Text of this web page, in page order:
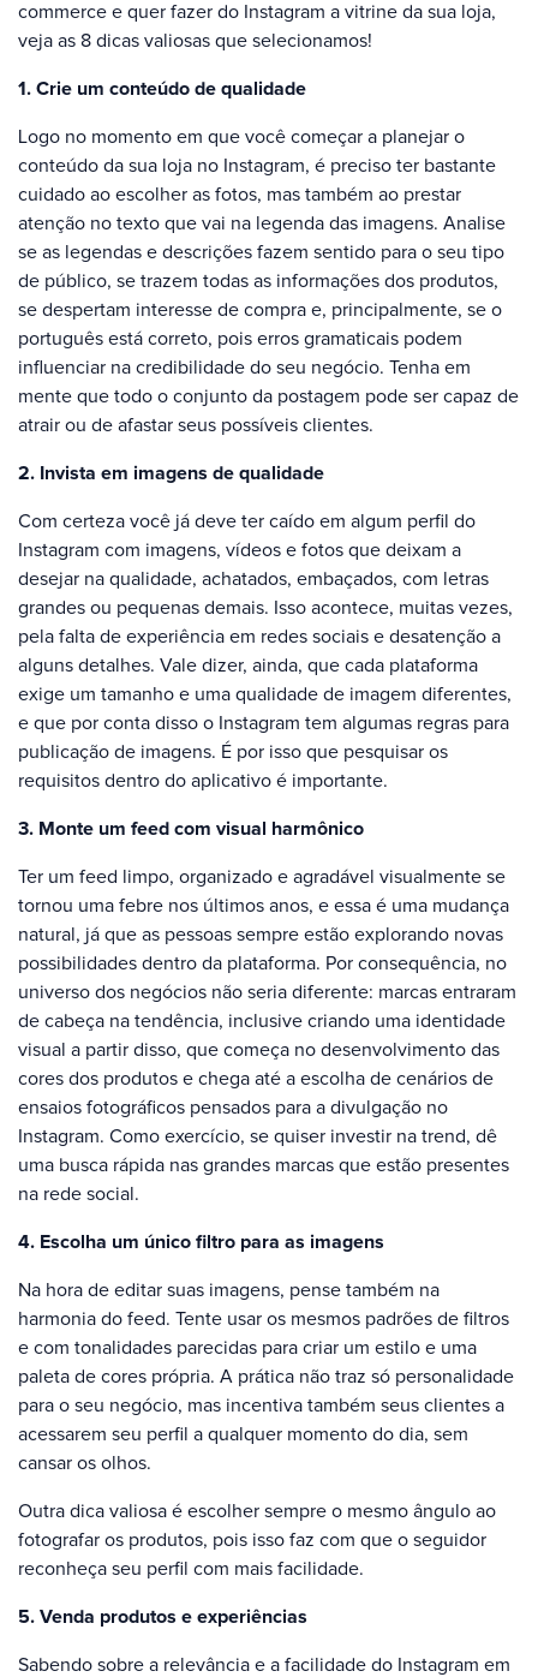
commerce e quer fazer do Instagram a vitrine da sua loja,
veja as 8 dicas valiosas que selecionamos!
1. Crie um conteúdo de qualidade
Logo no momento em que você começar a planejar o
conteúdo da sua loja no Instagram, é preciso ter bastante
cuidado ao escolher as fotos, mas também ao prestar
atenção no texto que vai na legenda das imagens. Analise
se as legendas e descrições fazem sentido para o seu tipo
de público, se trazem todas as informações dos produtos,
se despertam interesse de compra e, principalmente, se o
português está correto, pois erros gramaticais podem
influenciar na credibilidade do seu negócio. Tenha em
mente que todo o conjunto da postagem pode ser capaz de
atrair ou de afastar seus possíveis clientes.
2. Invista em imagens de qualidade
Com certeza você já deve ter caído em algum perfil do
Instagram com imagens, vídeos e fotos que deixam a
desejar na qualidade, achatados, embaçados, com letras
grandes ou pequenas demais. Isso acontece, muitas vezes,
pela falta de experiência em redes sociais e desatenção a
alguns detalhes. Vale dizer, ainda, que cada plataforma
exige um tamanho e uma qualidade de imagem diferentes,
e que por conta disso o Instagram tem algumas regras para
publicação de imagens. É por isso que pesquisar os
requisitos dentro do aplicativo é importante.
3. Monte um feed com visual harmônico
Ter um feed limpo, organizado e agradável visualmente se
tornou uma febre nos últimos anos, e essa é uma mudança
natural, já que as pessoas sempre estão explorando novas
possibilidades dentro da plataforma. Por consequência, no
universo dos negócios não seria diferente: marcas entraram
de cabeça na tendência, inclusive criando uma identidade
visual a partir disso, que começa no desenvolvimento das
cores dos produtos e chega até a escolha de cenários de
ensaios fotográficos pensados para a divulgação no
Instagram. Como exercício, se quiser investir na trend, dê
uma busca rápida nas grandes marcas que estão presentes
na rede social.
4. Escolha um único filtro para as imagens
Na hora de editar suas imagens, pense também na
harmonia do feed. Tente usar os mesmos padrões de filtros
e com tonalidades parecidas para criar um estilo e uma
paleta de cores própria. A prática não traz só personalidade
para o seu negócio, mas incentiva também seus clientes a
acessarem seu perfil a qualquer momento do dia, sem
cansar os olhos.
Outra dica valiosa é escolher sempre o mesmo ângulo ao
fotografar os produtos, pois isso faz com que o seguidor
reconheça seu perfil com mais facilidade.
5. Venda produtos e experiências
Sabendo sobre a relevância e a facilidade do Instagram em